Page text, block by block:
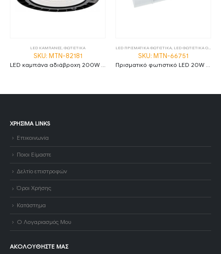
LED ΚΑΜΠΑΝΕΣ, ΦΩΤΙΣΤΙΚΑ
SKU: MTN-82181
LED καμπάνα αδιάβροχη 200W φυσικό λευκό 4500K 120° MTN-82181
LED ΠΡΙΣΜΑΤΙΚΑ ΦΩΤΙΣΤΙΚΑ, LED ΦΩΤΙΣΤΙΚΑ ΟΡΟΦΗΣ
SKU: MTN-66751
Πρισματικό φωτιστικό LED 20W 4000K φυσικό λευκό 60cm IP20 MTN-66751
ΧΡΉΣΙΜΑ LINKS
Επικοινωνία
Ποιοι Είμαστε
Δελτίο επιστροφών
Όροι Χρήσης
Κατάστημα
Ο Λογαριασμός Μου
ΑΚΟΛΟΥΘΉΣΤΕ ΜΑΣ